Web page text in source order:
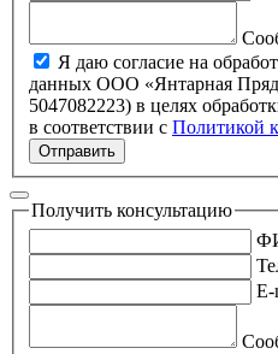
Я даю согласие на
данных ООО «Янтарная
5047082223) в целях обработки запроса и обратной связи,
в соответствии с Политикой
Отправить
Получить консультацию
E-